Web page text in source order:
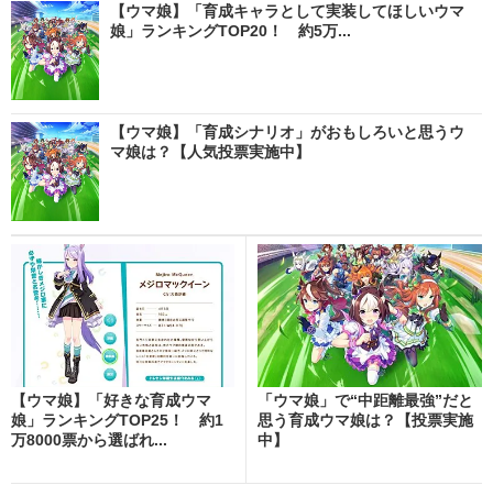
【ウマ娘】「育成キャラとして実装してほしいウマ
娘」ランキングTOP20！ 約5万...
【ウマ娘】「育成シナリオ」がおもしろいと思うウ
マ娘は？【人気投票実施中】
【ウマ娘】「好きな育成ウマ
娘」ランキングTOP25！ 約1
万8000票から選ばれ...
「ウマ娘」で“中距離最強”だと
思う育成ウマ娘は？【投票実施
中】